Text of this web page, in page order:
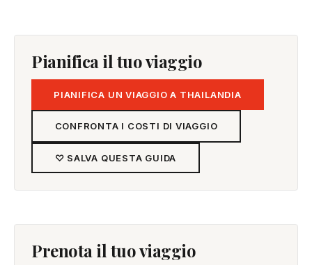
Pianifica il tuo viaggio
PIANIFICA UN VIAGGIO A THAILANDIA
CONFRONTA I COSTI DI VIAGGIO
♡ SALVA QUESTA GUIDA
Prenota il tuo viaggio